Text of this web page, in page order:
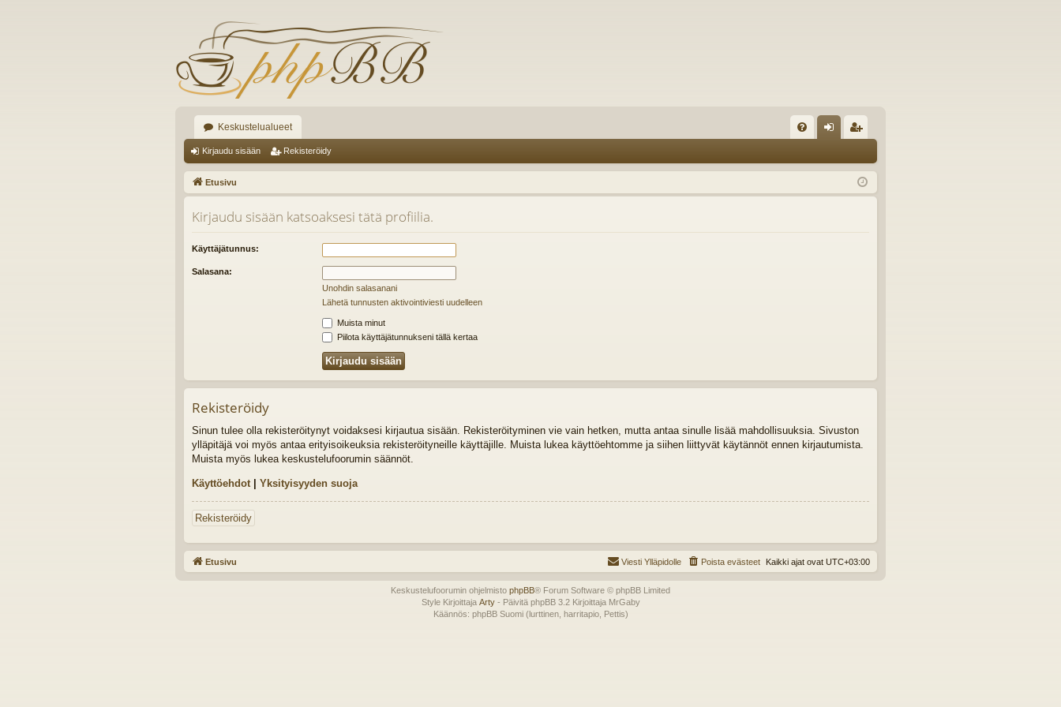
Keskustelualueet
K
K
au
du
ist
er
Kirjaudu sisään Rekisteröidy
Etusivu
Kirjaudu sisään katsoaksesi tätä profiilia.
Käyttäjätunnus:
Salasana:
Unohdin salasanani
Lähetä tunnusten aktivointiviesti uudelleen
Muista minut
Piilota käyttäjätunnukseni tällä kertaa
Rekisteröidy
Sinun tulee olla rekisteröitynyt voidaksesi kirjautua sisään. Rekisteröityminen vie vain hetken, mutta antaa sinulle lisää mahdollisuuksia. Sivuston
ylläpitäjä voi myös antaa erityisoikeuksia rekisteröityneille käyttäjille. Muista lukea käyttöehtomme ja siihen liittyvät käytännöt ennen kirjautumista.
Muista myös lukea keskustelufoorumin säännöt.
Käyttöehdot | Yksityisyyden suoja
Rekisteröidy
Etusivu Kaikki ajat ovat UTC+03:00
Poista evästeet
Viesti Ylläpidolle
Keskustelufoorumin ohjelmisto phpBB® Forum Software © phpBB Limited
Style Kirjoittaja Arty- Päivitä phpBB 3.2 Kirjoittaja MrGaby
Käännös: phpBB Suomi (lurttinen, harritapio, Pettis)